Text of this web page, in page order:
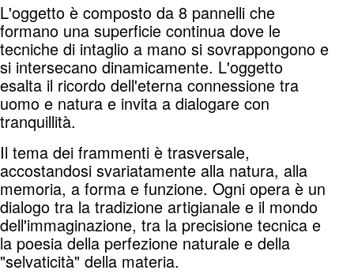
L'oggetto è composto da 8 pannelli che
formano una superficie continua dove le
tecniche di intaglio a mano si sovrappongono e
si intersecano dinamicamente. L'oggetto
esalta il ricordo dell'eterna connessione tra
uomo e natura e invita a dialogare con
tranquillità.
Il tema dei frammenti è trasversale,
accostandosi svariatamente alla natura, alla
memoria, a forma e funzione. Ogni opera è un
dialogo tra la tradizione artigianale e il mondo
dell'immaginazione, tra la precisione tecnica e
la poesia della perfezione naturale e della
"selvaticità" della materia.